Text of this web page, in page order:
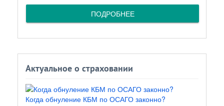
ПОДРОБНЕЕ
Актуальное о страховании
Когда обнуление КБМ по ОСАГО законно?